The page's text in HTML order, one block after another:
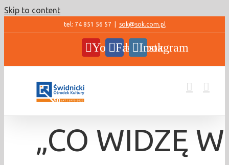
Skip to content
tel: 74 851 56 57 sok@sok.com.pl
YouTubeFacebookInstagram
„CO WIDZĘ W